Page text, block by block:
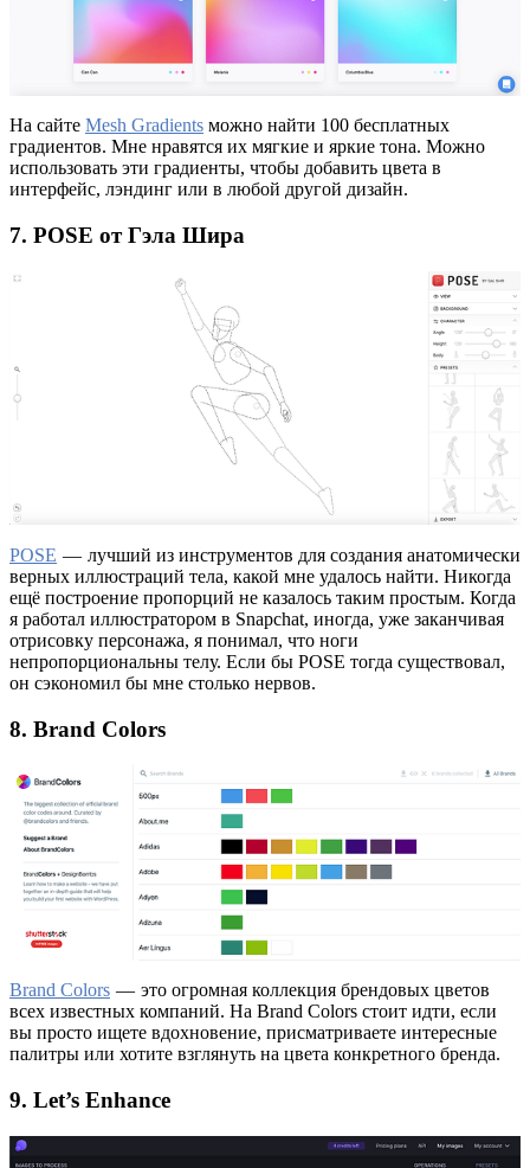
На сайте Mesh Gradients можно найти 100 бесплатных
градиентов. Мне нравятся их мягкие и яркие тона. Можно
использовать эти градиенты, чтобы добавить цвета в
интерфейс, лэндинг или в любой другой дизайн.
7. POSE от Гэла Шира
POSE — лучший из инструментов для создания анатомически
верных иллюстраций тела, какой мне удалось найти. Никогда
ещё построение пропорций не казалось таким простым. Когда
я работал иллюстратором в Snapchat, иногда, уже заканчивая
отрисовку персонажа, я понимал, что ноги
непропорциональны телу. Если бы POSE тогда существовал,
он сэкономил бы мне столько нервов.
8. Brand Colors
Brand Colors — это огромная коллекция брендовых цветов
всех известных компаний. На Brand Colors стоит идти, если
вы просто ищете вдохновение, присматриваете интересные
палитры или хотите взглянуть на цвета конкретного бренда.
9. Let’s Enhance